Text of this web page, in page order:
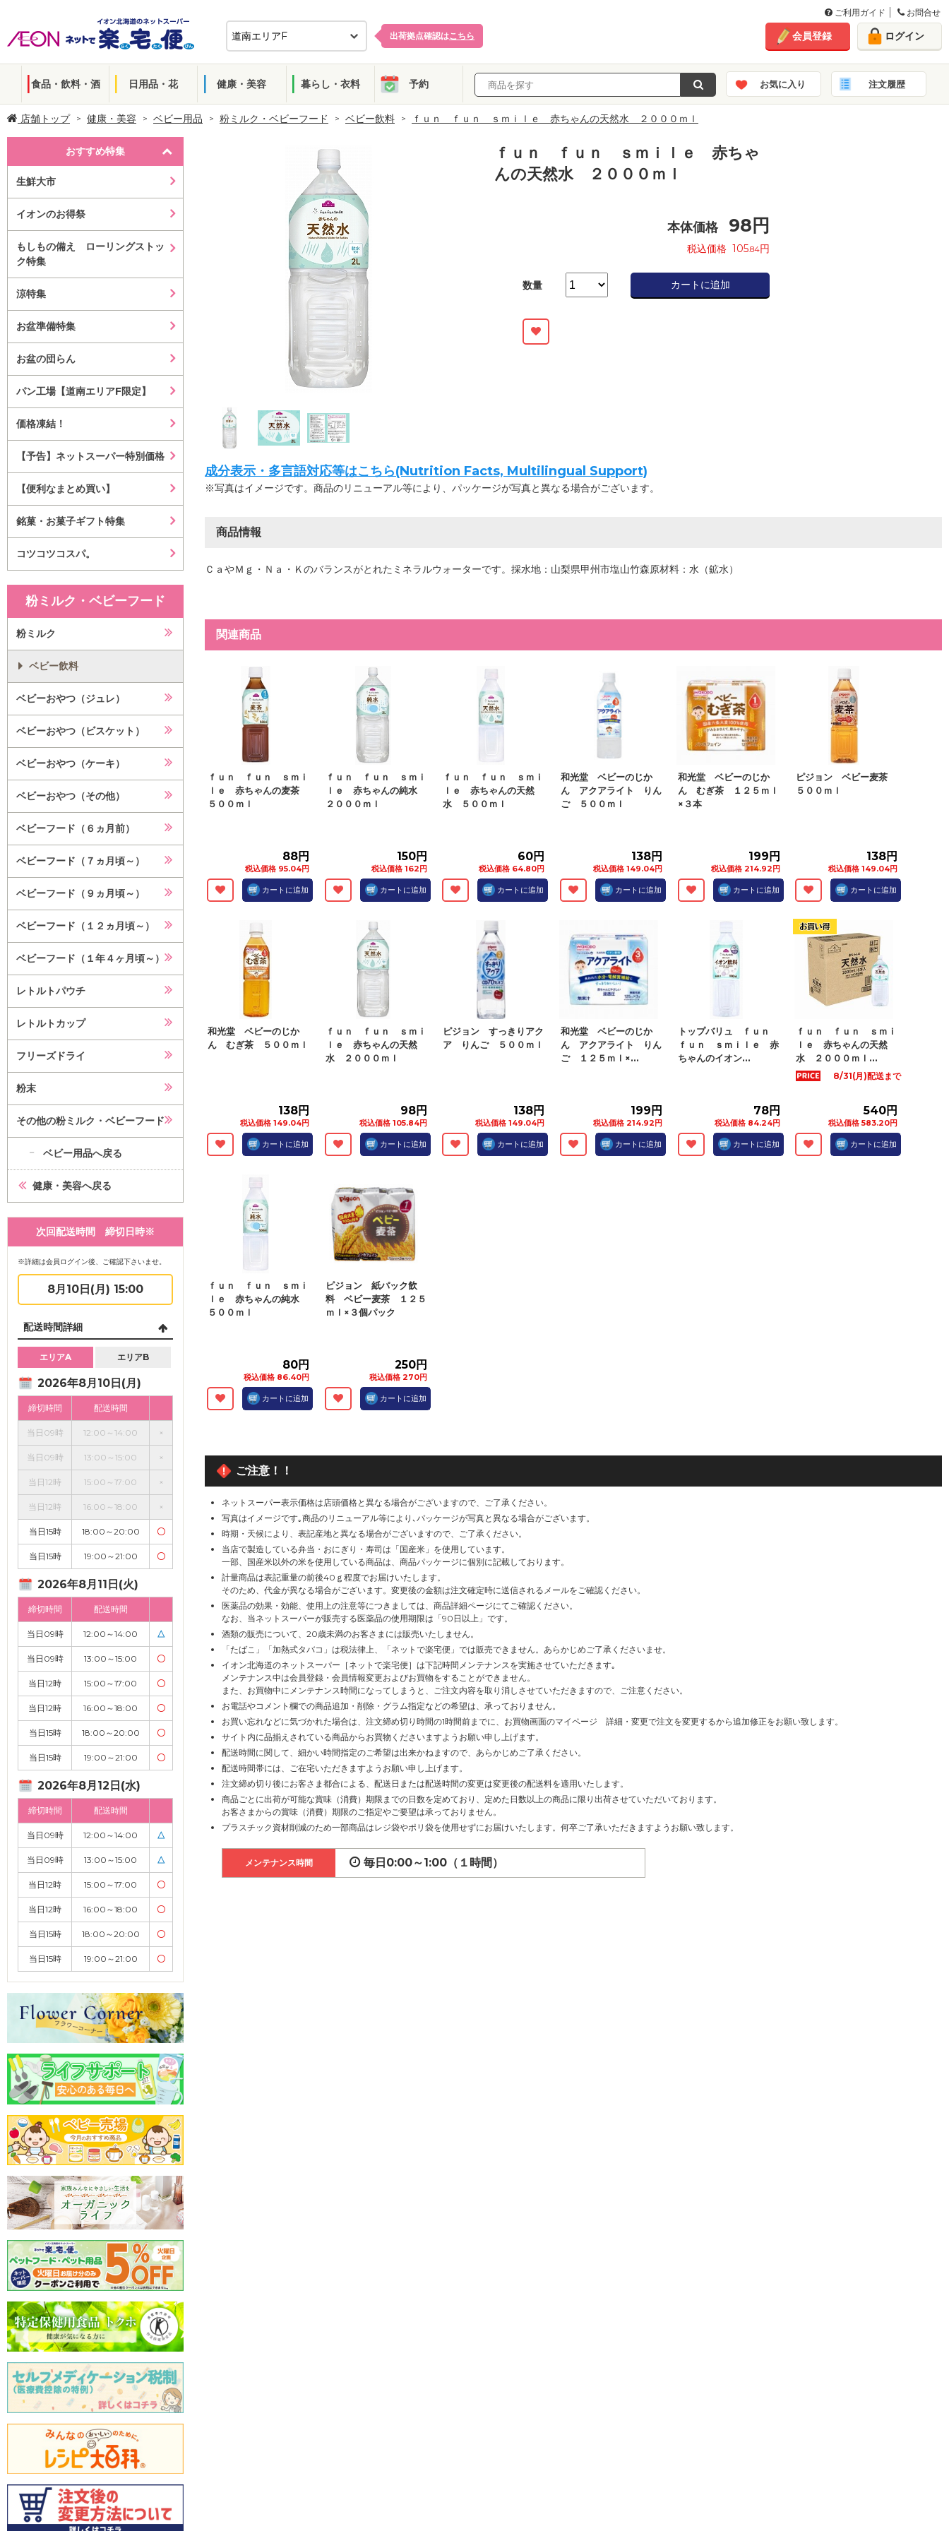
ご利用ガイド お問合せ
出荷拠点確認はこちら 会員登録 ログイン
食品・飲料・酒 日用品・花 健康・美容 暮らし・衣料 予約 お気に入り 注文履歴
店舗トップ 健康・美容 ベビー用品 粉ミルク・ベビーフード ベビー飲料 ｆｕｎ ｆｕｎ ｓｍｉｌｅ 赤ちゃんの天然水 ２０００ｍｌ
おすすめ特集
生鮮大市
イオンのお得祭
もしもの備え ローリングストッ
ク特集
涼特集
お盆準備特集
お盆の団らん
パン工場【道南エリアF限定】
価格凍結！
【予告】ネットスーパー特別価格
【便利なまとめ買い】
銘菓・お菓子ギフト特集
コツコツコスパ。
粉ミルク・ベビーフード
粉ミルク
ベビー飲料
ベビーおやつ（ジュレ）
ベビーおやつ（ビスケット）
ベビーおやつ（ケーキ）
ベビーおやつ（その他）
ベビーフード（６ヵ月前）
ベビーフード（７ヵ月頃～）
ベビーフード（９ヵ月頃～）
ベビーフード（１２ヵ月頃～）
ベビーフード（１年４ヶ月頃～）
レトルトパウチ
レトルトカップ
フリーズドライ
粉末
その他の粉ミルク・ベビーフード
ベビー用品へ戻る
健康・美容へ戻る
次回配送時間 締切日時※
※詳細は会員ログイン後、ご確認下さいませ。
8月10日(月) 15:00
配送時間詳細
エリアA エリアB
2026年8月10日(月)
締切時間 配送時間
当日09時 12:00～14:00 ×
当日09時 13:00～15:00 ×
当日12時 15:00～17:00 ×
当日12時 16:00～18:00 ×
当日15時 18:00～20:00 〇
当日15時 19:00～21:00 〇
2026年8月11日(火)
締切時間 配送時間
当日09時 12:00～14:00 △
当日09時 13:00～15:00 〇
当日12時 15:00～17:00 〇
当日12時 16:00～18:00 〇
当日15時 18:00～20:00 〇
当日15時 19:00～21:00 〇
2026年8月12日(水)
締切時間 配送時間
当日09時 12:00～14:00 △
当日09時 13:00～15:00 △
当日12時 15:00～17:00 〇
当日12時 16:00～18:00 〇
当日15時 18:00～20:00 〇
当日15時 19:00～21:00 〇
ｆｕｎ ｆｕｎ ｓｍｉｌｅ 赤ちゃ
んの天然水 ２０００ｍｌ
本体価格 98 円
税込価格 105.84円
数量 カートに追加
成分表示・多言語対応等はこちら(Nutrition Facts, Multilingual Support)
※写真はイメージです。商品のリニューアル等により、パッケージが写真と異なる場合がございます。
商品情報
ＣａやＭｇ・Ｎａ・Ｋのバランスがとれたミネラルウォーターです。採水地：山梨県甲州市塩山竹森原材料：水（鉱水）
関連商品
ｆｕｎ ｆｕｎ ｓｍｉ
ｌｅ 赤ちゃんの麦茶
５００ｍｌ
88円
税込価格 95.04円
カートに追加
ｆｕｎ ｆｕｎ ｓｍｉ
ｌｅ 赤ちゃんの純水
２０００ｍｌ
150円
税込価格 162円
カートに追加
ｆｕｎ ｆｕｎ ｓｍｉ
ｌｅ 赤ちゃんの天然
水 ５００ｍｌ
60円
税込価格 64.80円
カートに追加
和光堂 ベビーのじか
ん アクアライト りん
ご ５００ｍｌ
138円
税込価格 149.04円
カートに追加
和光堂 ベビーのじか
ん むぎ茶 １２５ｍｌ
×３本
199円
税込価格 214.92円
カートに追加
ピジョン ベビー麦茶
５００ｍｌ
138円
税込価格 149.04円
カートに追加
和光堂 ベビーのじか
ん むぎ茶 ５００ｍｌ
138円
税込価格 149.04円
カートに追加
ｆｕｎ ｆｕｎ ｓｍｉ
ｌｅ 赤ちゃんの天然
水 ２０００ｍｌ
98円
税込価格 105.84円
カートに追加
ピジョン すっきりアク
ア りんご ５００ｍｌ
138円
税込価格 149.04円
カートに追加
和光堂 ベビーのじか
ん アクアライト りん
ご １２５ｍｌ×...
199円
税込価格 214.92円
カートに追加
トップバリュ ｆｕｎ
ｆｕｎ ｓｍｉｌｅ 赤
ちゃんのイオン...
78円
税込価格 84.24円
カートに追加
ｆｕｎ ｆｕｎ ｓｍｉ
ｌｅ 赤ちゃんの天然
水 ２０００ｍｌ...
8/31(月)配送まで
540円
税込価格 583.20円
カートに追加
ｆｕｎ ｆｕｎ ｓｍｉ
ｌｅ 赤ちゃんの純水
５００ｍｌ
80円
税込価格 86.40円
カートに追加
ピジョン 紙パック飲
料 ベビー麦茶 １２５
ｍｌ×３個パック
250円
税込価格 270円
カートに追加
ご注意！！
ネットスーパー表示価格は店頭価格と異なる場合がございますので、ご了承ください。
写真はイメージです｡商品のリニューアル等により､パッケージが写真と異なる場合がございます。
時期・天候により、表記産地と異なる場合がございますので、ご了承ください。
当店で製造している弁当・おにぎり・寿司は「国産米」を使用しています。
一部、国産米以外の米を使用している商品は、商品パッケージに個別に記載しております。
計量商品は表記重量の前後40ｇ程度でお届けいたします。
そのため、代金が異なる場合がございます。変更後の金額は注文確定時に送信されるメールをご確認ください。
医薬品の効果・効能、使用上の注意等につきましては、商品詳細ページにてご確認ください。
なお、当ネットスーパーが販売する医薬品の使用期限は「90日以上」です。
酒類の販売について、20歳未満のお客さまには販売いたしません。
「たばこ」「加熱式タバコ」は税法律上、「ネットで楽宅便」では販売できません。あらかじめご了承くださいませ。
イオン北海道のネットスーパー［ネットで楽宅便］は下記時間メンテナンスを実施させていただきます｡
メンテナンス中は会員登録・会員情報変更およびお買物をすることができません。
また、お買物中にメンテナンス時間になってしまうと、ご注文内容を取り消しさせていただきますので、ご注意ください。
お電話やコメント欄での商品追加・削除・グラム指定などの希望は、承っておりません。
お買い忘れなどに気づかれた場合は、注文締め切り時間の1時間前までに、お買物画面のマイページ 詳細・変更で注文を変更するから追加修正をお願い致します。
サイト内に品揃えされている商品からお買物くださいますようお願い申し上げます。
配送時間に関して、細かい時間指定のご希望は出来かねますので、あらかじめご了承ください。
配送時間帯には、ご在宅いただきますようお願い申し上げます。
注文締め切り後にお客さま都合による、配送日または配送時間の変更は変更後の配送料を適用いたします。
商品ごとに出荷が可能な賞味（消費）期限までの日数を定めており、定めた日数以上の商品に限り出荷させていただいております。
お客さまからの賞味（消費）期限のご指定やご要望は承っておりません。
プラスチック資材削減のため一部商品はレジ袋やポリ袋を使用せずにお届けいたします。何卒ご了承いただきますようお願い致します。
メンテナンス時間 毎日0:00～1:00（１時間）